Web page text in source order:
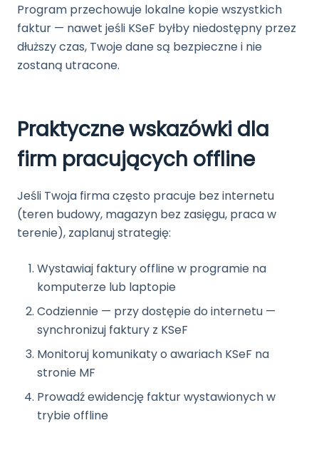
Program przechowuje lokalne kopie wszystkich
faktur — nawet jeśli KSeF byłby niedostępny przez
dłuższy czas, Twoje dane są bezpieczne i nie
zostaną utracone.
Praktyczne wskazówki dla
firm pracujących offline
Jeśli Twoja firma często pracuje bez internetu
(teren budowy, magazyn bez zasięgu, praca w
terenie), zaplanuj strategię:
Wystawiaj faktury offline w programie na
komputerze lub laptopie
Codziennie — przy dostępie do internetu —
synchronizuj faktury z KSeF
Monitoruj komunikaty o awariach KSeF na
stronie MF
Prowadź ewidencję faktur wystawionych w
trybie offline